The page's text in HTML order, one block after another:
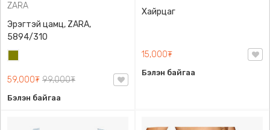
ZARA
Эрэгтэй цамц, ZARA,
5894/310
59,000₮ 99,000₮
Бэлэн байгаа
Хайрцаг
15,000₮
Бэлэн байгаа